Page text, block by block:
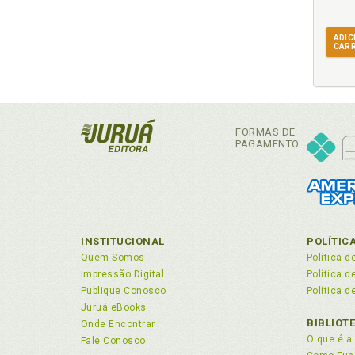
FORMAS DE
PAGAMENTO
INSTITUCIONAL
Quem Somos
Impressão Digital
Publique Conosco
Juruá eBooks
Onde Encontrar
Fale Conosco
Política
Política
Política
O que é a